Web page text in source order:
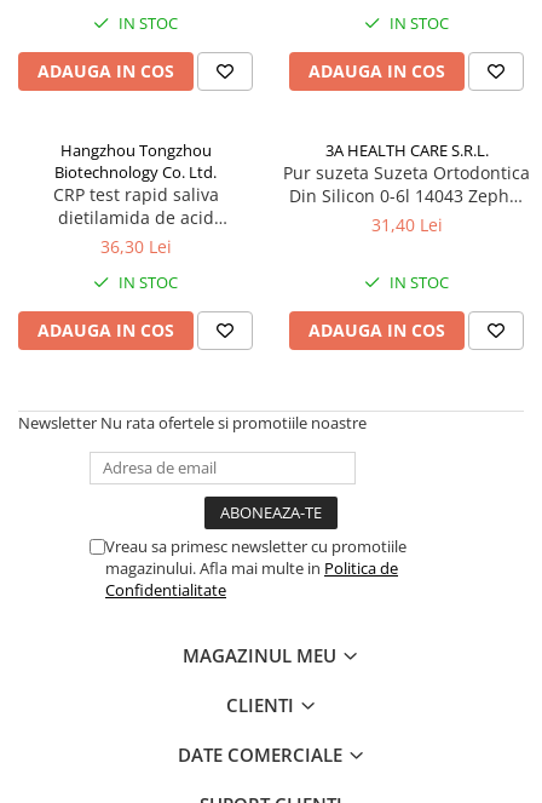
IN STOC
ADAUGA IN COS
IN STOC
ADAUGA IN COS
Hangzhou Tongzhou
Biotechnology Co. Ltd.
CRP test rapid saliva
dietilamida de acid
lisergic(LSD) stilou Zephyr
36,30 Lei
IN STOC
ADAUGA IN COS
3A HEALTH CARE S.R.L.
Pur suzeta Suzeta Ortodontica
Din Silicon 0-6l 14043 Zephyr
Labs
31,40 Lei
IN STOC
ADAUGA IN COS
Newsletter Nu rata ofertele si promotiile noastre
Vreau sa primesc newsletter cu promotiile
magazinului. Afla mai multe in Politica de
Confidentialitate
MAGAZINUL MEU
CLIENTI
DATE COMERCIALE